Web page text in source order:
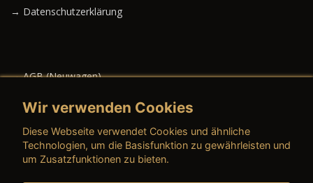
→ Datenschutzerklärung
→ AGB (Neuwagen)
→ AGB (Gebrauchtwagen)
→ AGB (Teile & Zubehör)
Wir verwenden Cookies
Diese Webseite verwendet Cookies und ähnliche
Technologien, um die Basisfunktion zu gewährleisten und
um Zusatzfunktionen zu bieten.